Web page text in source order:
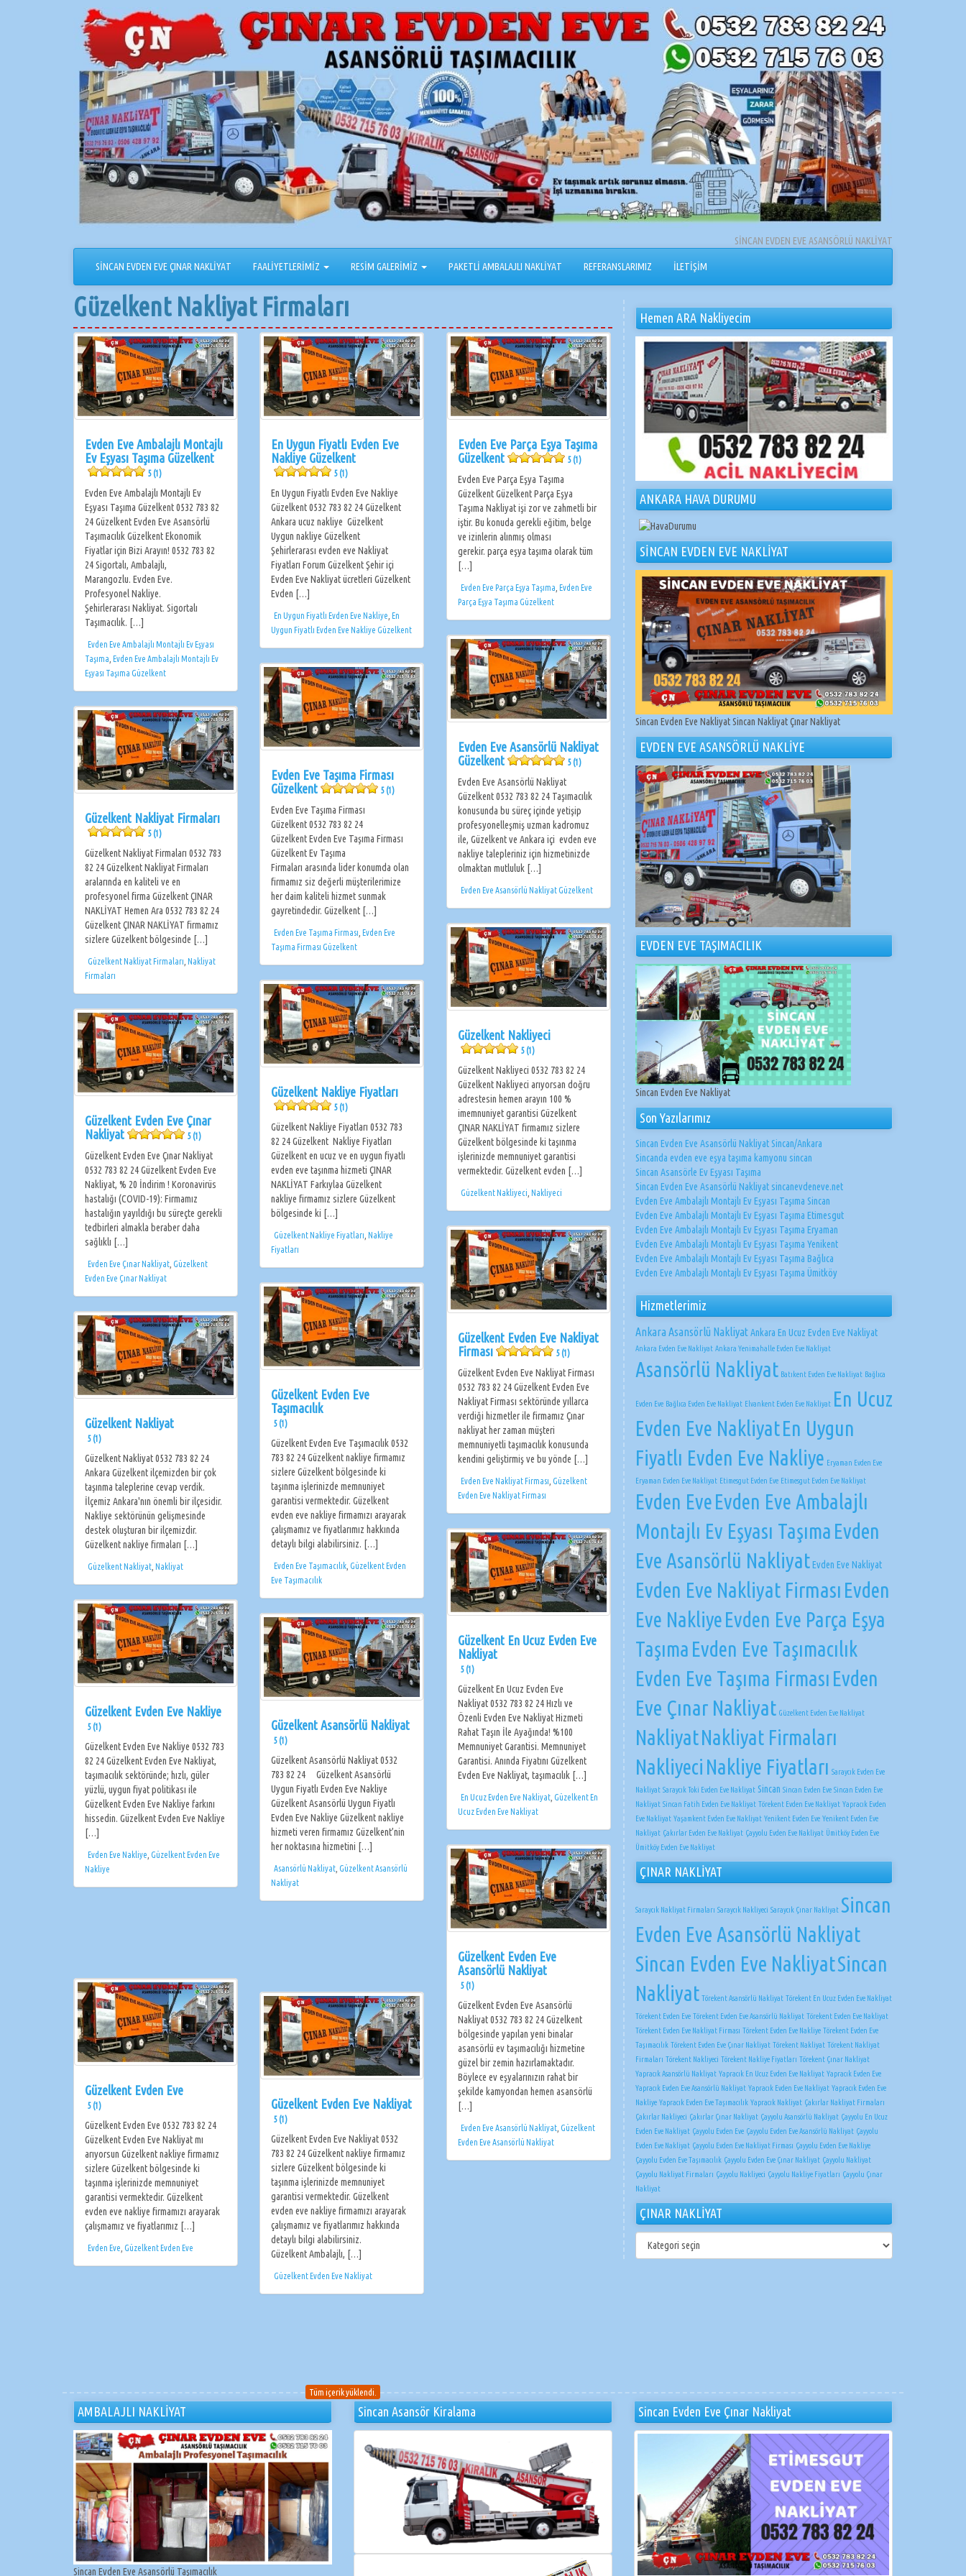
SİNCAN EVDEN EVE ASANSÖRLÜ NAKLİYAT
SİNCAN EVDEN EVE ÇINAR NAKLİYAT FAALİYETLERİMİZ RESİM GALERİMİZ PAKETLİ AMBALAJLI NAKLİYAT REFERANSLARIMIZ İLETİŞİM
Güzelkent Nakliyat Firmaları
Evden Eve Ambalajlı Montajlı
Ev Eşyası Taşıma Güzelkent
5 (1)
Evden Eve Ambalajlı Montajlı Ev
Eşyası Taşıma Güzelkent 0532 783 82
24 Güzelkent Evden Eve Asansörlü
Taşımacılık Güzelkent Ekonomik
Fiyatlar için Bizi Arayın! 0532 783 82
24 Sigortalı, Ambalajlı,
Marangozlu. Evden Eve.
Profesyonel Nakliye.
Şehirlerarası Nakliyat. Sigortalı
Taşımacılık. […]
Evden Eve Ambalajlı Montajlı Ev Eşyası
Taşıma Evden Eve Ambalajlı Montajlı Ev
Eşyası Taşıma Güzelkent
En Uygun Fiyatlı Evden Eve
Nakliye Güzelkent
5 (1)
En Uygun Fiyatlı Evden Eve Nakliye
Güzelkent 0532 783 82 24 Güzelkent
Ankara ucuz nakliye Güzelkent
Uygun nakliye Güzelkent
Şehirlerarası evden eve Nakliyat
Fiyatları Forum Güzelkent Şehir içi
Evden Eve Nakliyat ücretleri Güzelkent
Evden […]
En Uygun Fiyatlı Evden Eve Nakliye En
Uygun Fiyatlı Evden Eve Nakliye Güzelkent
Evden Eve Parça Eşya Taşıma
Güzelkent
5 (1)
Evden Eve Parça Eşya Taşıma
Güzelkent Güzelkent Parça Eşya
Taşıma Nakliyat işi zor ve zahmetli bir
iştir. Bu konuda gerekli eğitim, belge
ve izinlerin alınmış olması
gerekir. parça eşya taşıma olarak tüm
[…]
Evden Eve Parça Eşya Taşıma Evden Eve
Parça Eşya Taşıma Güzelkent
Evden Eve Asansörlü Nakliyat
Güzelkent
5 (1)
Evden Eve Asansörlü Nakliyat
Güzelkent 0532 783 82 24 Taşımacılık
konusunda bu süreç içinde yetişip
profesyonelleşmiş uzman kadromuz
ile, Güzelkent ve Ankara içi evden eve
nakliye talepleriniz için hizmetinizde
olmaktan mutluluk […]
Evden Eve Asansörlü Nakliyat Güzelkent
Evden Eve Taşıma Firması
Güzelkent
5 (1)
Evden Eve Taşıma Firması
Güzelkent 0532 783 82 24
Güzelkent Evden Eve Taşıma Firması
Güzelkent Ev Taşıma
Firmaları arasında lider konumda olan
firmamız siz değerli müşterilerimize
her daim kaliteli hizmet sunmak
gayretindedir. Güzelkent […]
Evden Eve Taşıma Firması Evden Eve
Taşıma Firması Güzelkent
Güzelkent Nakliyat Firmaları
5 (1)
Güzelkent Nakliyat Firmaları 0532 783
82 24 Güzelkent Nakliyat Firmaları
aralarında en kaliteli ve en
profesyonel firma Güzelkent ÇINAR
NAKLİYAT Hemen Ara 0532 783 82 24
Güzelkent ÇINAR NAKLİYAT firmamız
sizlere Güzelkent bölgesinde […]
Güzelkent Nakliyat Firmaları Nakliyat
Firmaları
Güzelkent Nakliyeci
5 (1)
Güzelkent Nakliyeci 0532 783 82 24
Güzelkent Nakliyeci arıyorsan doğru
adrestesin hemen arayın 100 %
imemnuniyet garantisi Güzelkent
ÇINAR NAKLİYAT firmamız sizlere
Güzelkent bölgesinde ki taşınma
işlerinizde memnuniyet garantisi
vermektedir. Güzelkent evden […]
Güzelkent Nakliyeci Nakliyeci
Güzelkent Nakliye Fiyatları
5 (1)
Güzelkent Nakliye Fiyatları 0532 783
82 24 Güzelkent Nakliye Fiyatları
Güzelkent en ucuz ve en uygun fiyatlı
evden eve taşınma hizmeti ÇINAR
NAKLİYAT Farkıylaa Güzelkent
nakliye firmamız sizlere Güzelkent
bölgesinde ki […]
Güzelkent Nakliye Fiyatları Nakliye
Fiyatları
Güzelkent Evden Eve Çınar
Nakliyat
5 (1)
Güzelkent Evden Eve Çınar Nakliyat
0532 783 82 24 Güzelkent Evden Eve
Nakliyat, % 20 İndirim ! Koronavirüs
hastalığı (COVID-19): Firmamız
hastalığın yayıldığı bu süreçte gerekli
tedbirleri almakla beraber daha
sağlıklı […]
Evden Eve Çınar Nakliyat Güzelkent
Evden Eve Çınar Nakliyat
Güzelkent Evden Eve Nakliyat
Firması
5 (1)
Güzelkent Evden Eve Nakliyat Firması
0532 783 82 24 Güzelkent Evden Eve
Nakliyat Firması sektöründe yıllarca
verdiği hizmetler ile firmamız Çınar
nakliyat her zaman müşteri
memnuniyetli taşımacılık konusunda
kendini geliştirmiş ve bu yönde […]
Evden Eve Nakliyat Firması Güzelkent
Evden Eve Nakliyat Firması
Güzelkent Evden Eve
Taşımacılık
5 (1)
Güzelkent Evden Eve Taşımacılık 0532
783 82 24 Güzelkent nakliye firmamız
sizlere Güzelkent bölgesinde ki
taşınma işlerinizde memnuniyet
garantisi vermektedir. Güzelkent
evden eve nakliye firmamızı arayarak
çalışmamız ve fiyatlarımız hakkında
detaylı bilgi alabilirsiniz. […]
Evden Eve Taşımacılık Güzelkent Evden
Eve Taşımacılık
Güzelkent Nakliyat
5 (1)
Güzelkent Nakliyat 0532 783 82 24
Ankara Güzelkent ilçemizden bir çok
taşınma taleplerine cevap verdik.
İlçemiz Ankara'nın önemli bir ilçesidir.
Nakliye sektörünün gelişmesinde
destek oluşturan bir ilçemizdir.
Güzelkent nakliye firmaları […]
Güzelkent Nakliyat Nakliyat
Güzelkent En Ucuz Evden Eve
Nakliyat
5 (1)
Güzelkent En Ucuz Evden Eve
Nakliyat 0532 783 82 24 Hızlı ve
Özenli Evden Eve Nakliyat Hizmeti
Rahat Taşın İle Ayağında! %100
Memnuniyet Garantisi. Memnuniyet
Garantisi. Anında Fiyatını Güzelkent
Evden Eve Nakliyat, taşımacılık […]
En Ucuz Evden Eve Nakliyat Güzelkent En
Ucuz Evden Eve Nakliyat
Güzelkent Evden Eve Nakliye
5 (1)
Güzelkent Evden Eve Nakliye 0532 783
82 24 Güzelkent Evden Eve Nakliyat,
taşımacılık sektöründe; hızlı, güler
yüzlü, uygun fiyat politikası ile
Güzelkent Evden Eve Nakliye farkını
hissedin. Güzelkent Evden Eve Nakliye
[…]
Evden Eve Nakliye Güzelkent Evden Eve
Nakliye
Güzelkent Asansörlü Nakliyat
5 (1)
Güzelkent Asansörlü Nakliyat 0532
783 82 24 Güzelkent Asansörlü
Uygun Fiyatlı Evden Eve Nakliye
Güzelkent Asansörlü Uygun Fiyatlı
Evden Eve Nakliye Güzelkent nakliye
hizmeti veren firmamız Güzelkent’nin
her noktasına hizmetini […]
Asansörlü Nakliyat Güzelkent Asansörlü
Nakliyat
Güzelkent Evden Eve
Asansörlü Nakliyat
5 (1)
Güzelkent Evden Eve Asansörlü
Nakliyat 0532 783 82 24 Güzelkent
bölgesinde yapılan yeni binalar
asansörlü ev taşımacılığı hizmetine
güzel bir zemin hazırlamaktadır.
Böylece ev eşyalarınızın rahat bir
şekilde kamyondan hemen asansörlü
[…]
Evden Eve Asansörlü Nakliyat Güzelkent
Evden Eve Asansörlü Nakliyat
Güzelkent Evden Eve
5 (1)
Güzelkent Evden Eve 0532 783 82 24
Güzelkent Evden Eve Nakliyat mı
arıyorsun Güzelkent nakliye firmamız
sizlere Güzelkent bölgesinde ki
taşınma işlerinizde memnuniyet
garantisi vermektedir. Güzelkent
evden eve nakliye firmamızı arayarak
çalışmamız ve fiyatlarımız […]
Evden Eve Güzelkent Evden Eve
Güzelkent Evden Eve Nakliyat
5 (1)
Güzelkent Evden Eve Nakliyat 0532
783 82 24 Güzelkent nakliye firmamız
sizlere Güzelkent bölgesinde ki
taşınma işlerinizde memnuniyet
garantisi vermektedir. Güzelkent
evden eve nakliye firmamızı arayarak
çalışmamız ve fiyatlarımız hakkında
detaylı bilgi alabilirsiniz.
Güzelkent Ambalajlı, […]
Güzelkent Evden Eve Nakliyat
Tüm içerik yüklendi.
Hemen ARA Nakliyecim
ANKARA HAVA DURUMU
SİNCAN EVDEN EVE NAKLİYAT
Sincan Evden Eve Nakliyat Sincan Nakliyat Çınar Nakliyat
EVDEN EVE ASANSÖRLÜ NAKLİYE
EVDEN EVE TAŞIMACILIK
Sincan Evden Eve Nakliyat
Son Yazılarımız
Sincan Evden Eve Asansörlü Nakliyat Sincan/Ankara
Sincanda evden eve eşya taşıma kamyonu sincan
Sincan Asansörle Ev Eşyası Taşıma
Sincan Evden Eve Asansörlü Nakliyat sincanevdeneve.net
Evden Eve Ambalajlı Montajlı Ev Eşyası Taşıma Sincan
Evden Eve Ambalajlı Montajlı Ev Eşyası Taşıma Etimesgut
Evden Eve Ambalajlı Montajlı Ev Eşyası Taşıma Eryaman
Evden Eve Ambalajlı Montajlı Ev Eşyası Taşıma Yenikent
Evden Eve Ambalajlı Montajlı Ev Eşyası Taşıma Bağlıca
Evden Eve Ambalajlı Montajlı Ev Eşyası Taşıma Ümitköy
Hizmetlerimiz
Ankara Asansörlü NakliyatAnkara En Ucuz Evden Eve Nakliyat
Ankara Evden Eve Nakliyat Ankara Yenimahalle Evden Eve Nakliyat
Asansörlü Nakliyat Batıkent Evden Eve Nakliyat Bağlıca
Evden Eve Bağlıca Evden Eve Nakliyat Elvankent Evden Eve Nakliyat En Ucuz
Evden Eve NakliyatEn Uygun
Fiyatlı Evden Eve Nakliye Eryaman Evden Eve
Eryaman Evden Eve Nakliyat Etimesgut Evden Eve Etimesgut Evden Eve Nakliyat
Evden EveEvden Eve Ambalajlı
Montajlı Ev Eşyası Taşıma Evden
Eve Asansörlü NakliyatEvden Eve Nakliyat
Evden Eve Nakliyat Firması Evden
Eve NakliyeEvden Eve Parça Eşya
Taşıma Evden Eve Taşımacılık
Evden Eve Taşıma Firması Evden
Eve Çınar Nakliyat Güzelkent Evden Eve Nakliyat
NakliyatNakliyat Firmaları
Nakliyeci Nakliye Fiyatları Saraycık Evden Eve
Nakliyat Saraycık Toki Evden Eve Nakliyat Sincan Sincan Evden Eve Sincan Evden Eve
Nakliyat Sincan Fatih Evden Eve Nakliyat Törekent Evden Eve Nakliyat Yapracık Evden
Eve Nakliyat Yaşamkent Evden Eve Nakliyat Yenikent Evden Eve Yenikent Evden Eve
Nakliyat Çakırlar Evden Eve Nakliyat Çayyolu Evden Eve Nakliyat Ümitköy Evden Eve
Ümitköy Evden Eve Nakliyat
ÇINAR NAKLİYAT
Saraycık Nakliyat Firmaları Saraycık Nakliyeci Saraycık Çınar Nakliyat Sincan
Evden Eve Asansörlü Nakliyat
Sincan Evden Eve NakliyatSincan
Nakliyat Törekent Asansörlü Nakliyat Törekent En Ucuz Evden Eve Nakliyat
Törekent Evden Eve Törekent Evden Eve Asansörlü Nakliyat Törekent Evden Eve Nakliyat
Törekent Evden Eve Nakliyat Firması Törekent Evden Eve Nakliye Törekent Evden Eve
Taşımacılık Törekent Evden Eve Çınar Nakliyat Törekent Nakliyat Törekent Nakliyat
Firmaları Törekent Nakliyeci Törekent Nakliye Fiyatları Törekent Çınar Nakliyat
Yapracık Asansörlü Nakliyat Yapracık En Ucuz Evden Eve Nakliyat Yapracık Evden Eve
Yapracık Evden Eve Asansörlü Nakliyat Yapracık Evden Eve Nakliyat Yapracık Evden Eve
Nakliye Yapracık Evden Eve Taşımacılık Yapracık Nakliyat Çakırlar Nakliyat Firmaları
Çakırlar Nakliyeci Çakırlar Çınar Nakliyat Çayyolu Asansörlü Nakliyat Çayyolu En Ucuz
Evden Eve Nakliyat Çayyolu Evden Eve Çayyolu Evden Eve Asansörlü Nakliyat Çayyolu
Evden Eve Nakliyat Çayyolu Evden Eve Nakliyat Firması Çayyolu Evden Eve Nakliye
Çayyolu Evden Eve Taşımacılık Çayyolu Evden Eve Çınar Nakliyat Çayyolu Nakliyat
Çayyolu Nakliyat Firmaları Çayyolu Nakliyeci Çayyolu Nakliye Fiyatları Çayyolu Çınar
Nakliyat
ÇINAR NAKLİYAT
NAKLİYAT
AMBALAJLI NAKLİYAT
Sincan Evden Eve Asansörlü Taşımacılık
Sincan Asansör Kiralama Sincan Evden Eve Çınar Nakliyat